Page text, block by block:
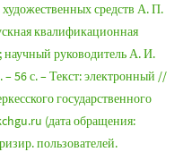
средств А. П.
квалификационная
научный руководитель А. И.
56 с. – Текст: электронный //
государственного
(дата обращения:
пользователей.